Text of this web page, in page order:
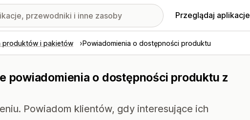
Przeglądaj aplikacje
produktów i pakietów Powiadomienia o dostępności produktu
powiadomienia o dostępności produktu z
Powiadom klientów, gdy interesujące ich